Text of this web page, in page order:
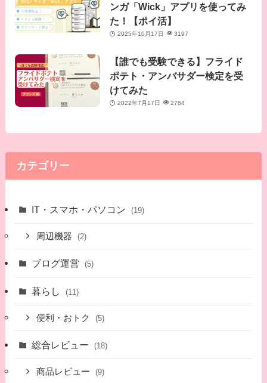
ンガ「Wick」アプリを使ってみ
た！【ポイ活】
2025年10月17日 3197
【誰でも受験できる】フライド
ポテト・アンバサダー検定を受
けてみた
2022年7月17日 2764
カテゴリー
IT・スマホ・パソコン (19)
周辺機器 (2)
ブログ運営 (5)
暮らし (11)
便利・おトク (5)
総合レビュー (18)
商品レビュー (9)